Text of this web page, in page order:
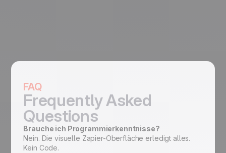
FAQ
Frequently Asked
Questions
Brauche ich Programmierkenntnisse?
Nein. Die visuelle Zapier-Oberfläche erledigt alles.
Kein Code.